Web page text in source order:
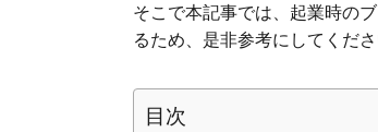
そこで本記事では、起業時の
るため、是非参考にしてくださ
目次